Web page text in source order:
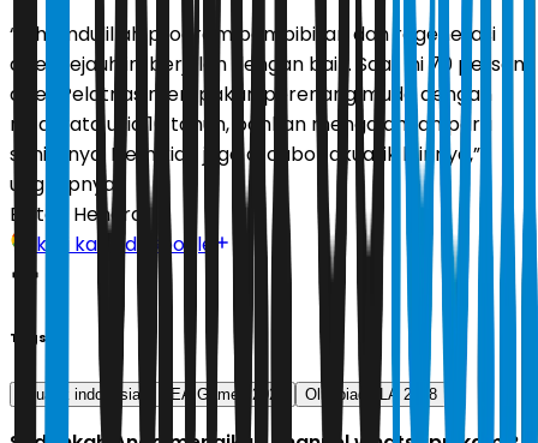
“Alhamdulillah program pembibitan dan regenerasi
atlet sejauh ini berjalan dengan baik. Saat ini 70 persen
atlet Pelatnas merupakan perenang muda dengan
rata-rata usia 16 tahun, bahkan mengalahkan para
seniornya. Demikian juga di cabor akuatik lainnya,”
ungkapnya.
Editor: Hendra
Ikuti kami di Google
Tags
akuatik indonesia SEA Games 2025 Olimpiade LA 2028